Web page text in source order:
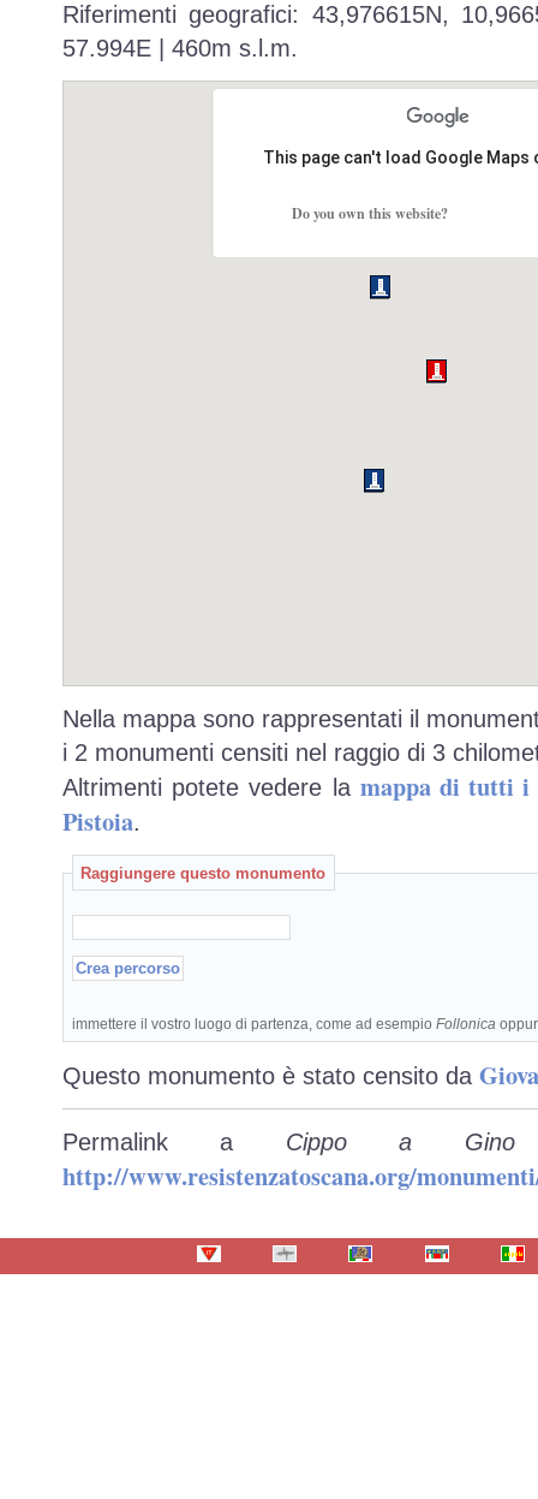
Riferimenti geografici: 43,976615N,
57.994E | 460m s.l.m.
This page can't load Google
Do you own this website?
Nella mappa sono rappresentati il
i 2 monumenti censiti nel raggio di 3
Altrimenti potete vedere la mappa di tutti i
Pistoia.
Raggiungere questo monumento
immettere il vostro luogo di partenza, come ad esempio Follonica
Questo monumento è stato censito da
Permalink a Cippo a
http://www.resistenzatoscana.org/